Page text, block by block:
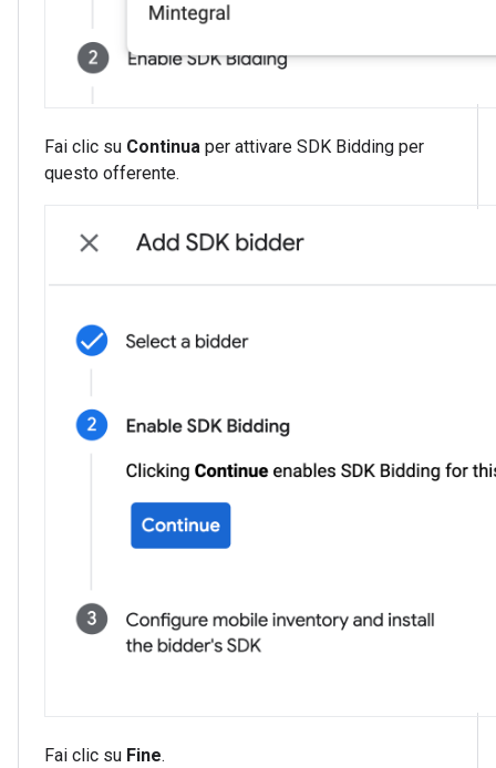
Fai clic su Continua per attivare SDK Bidding per
questo offerente.
Fai clic su Fine.